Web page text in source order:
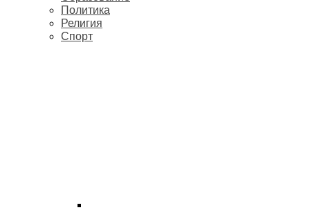
Политика
Религия
Спорт